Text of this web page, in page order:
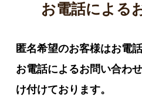
お電話による
匿名希望のお客様はお電話
お電話によるお問い合わ
け付けております。